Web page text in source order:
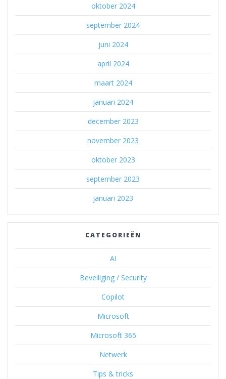
oktober 2024
september 2024
juni 2024
april 2024
maart 2024
januari 2024
december 2023
november 2023
oktober 2023
september 2023
januari 2023
CATEGORIEËN
AI
Beveiliging / Security
Copilot
Microsoft
Microsoft 365
Netwerk
Tips & tricks